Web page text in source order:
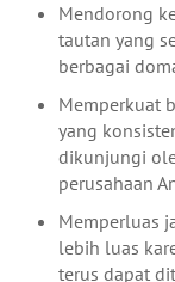
Mendorong
tautan yang
berbagai
Memperkuat
yang
dikunjungi
perusahaan
Memperluas
lebih luas
terus dapat